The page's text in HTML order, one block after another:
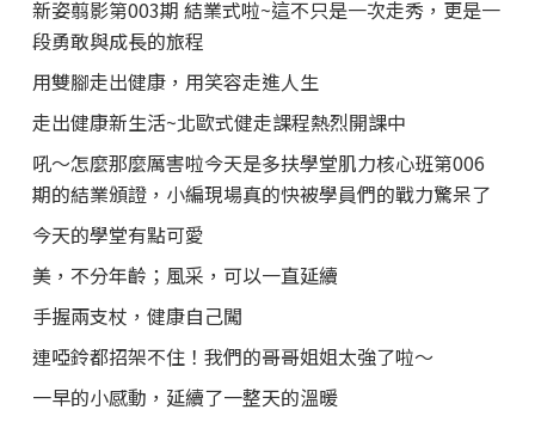
新姿翦影第003期 結業式啦~這不只是一次走秀，更是一
段勇敢與成長的旅程
用雙腳走出健康，用笑容走進人生
走出健康新生活~北歐式健走課程熱烈開課中
吼～怎麼那麼厲害啦今天是多扶學堂肌力核心班第006
期的結業頒證，小編現場真的快被學員們的戰力驚呆了
今天的學堂有點可愛
美，不分年齡；風采，可以一直延續
手握兩支杖，健康自己闖
連啞鈴都招架不住！我們的哥哥姐姐太強了啦～
一早的小感動，延續了一整天的溫暖